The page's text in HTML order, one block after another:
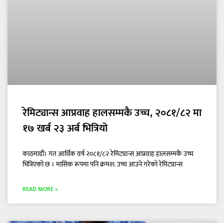
रेमिट्यान्स आप्रवाह हालसम्मकै उच्च, २०८१/८२ मा
१७ खर्ब २३ अर्ब भित्रियो
काठमाडौं। गत आर्थिक वर्ष २०८१/८२ रेमिट्यान्स आप्रवाह हालसम्मकै उच्च
भित्रिएको छ । मासिक रूपमा पनि क्रमश: उच्च आउने गरेको रेमिट्यान्स
READ MORE »